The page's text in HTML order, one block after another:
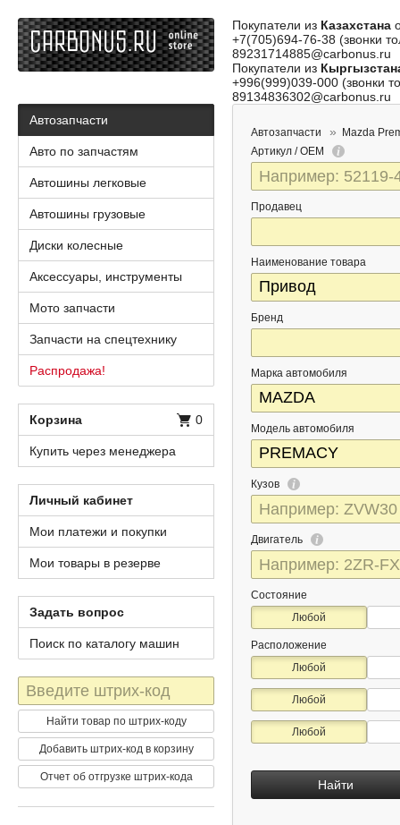
Покупатели из Казахстана
+7(705)694-76-38 (звонки
89231714885@carbonus.ru
Покупатели из
+996(999)039-000 (звонки
89134836302@carbonus.ru
Автозапчасти
Mazda
Артикул / OEM
Продавец
Наименование товара
Бренд
Марка автомобиля
Модель автомобиля
Кузов
Двигатель
Состояние
Любой
Расположение
Любой
Любой
Любой
Найти
Автозапчасти
Авто по запчастям
Автошины легковые
Автошины грузовые
Диски колесные
Аксессуары, инструменты
Мото запчасти
Запчасти на спецтехнику
Распродажа!
Корзина 0
Купить через менеджера
Личный кабинет
Мои платежи и покупки
Мои товары в резерве
Задать вопрос
Поиск по каталогу машин
Штрих-
код
Найти товар по штрих-коду
Добавить штрих-код в корзину
Отчет об отгрузке штрих-кода